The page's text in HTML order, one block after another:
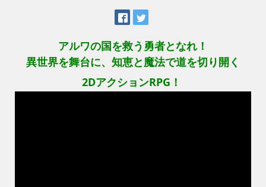
アルワの国を救う勇者となれ！
異世界を舞台に、知恵と魔法で道を切り開く
2DアクションRPG！